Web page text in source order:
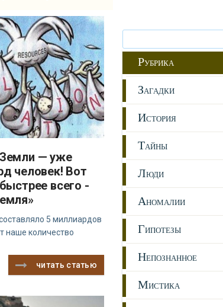
— уже
человек! Вот
всего -
5 миллиардов
наше количество
читать статью
РУБРИКА
ЗАГАДКИ
ИСТОРИЯ
ТАЙНЫ
ЛЮДИ
АНОМАЛИИ
ГИПОТЕЗЫ
НЕПОЗНАННОЕ
МИСТИКА